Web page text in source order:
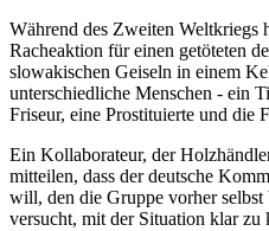
Während des Zweiten Weltkriegs
Racheaktion für einen getöteten
slowakischen Geiseln in einem
unterschiedliche Menschen - ein
Friseur, eine Prostituierte und die
Ein Kollaborateur, der
mitteilen, dass der deutsche
will, den die Gruppe vorher selbst
versucht, mit der Situation klar zu